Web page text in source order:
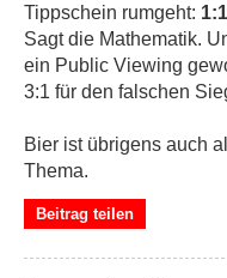
Tippschein rumgeht:
Sagt die Mathematik.
ein Public Viewing
3:1 für den falschen
Bier ist übrigens auch
Thema.
Beitrag teilen